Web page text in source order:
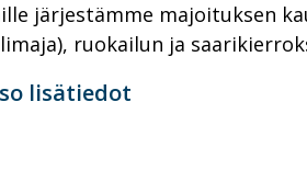
järjestämme majoituksen
ruokailun ja
lisätiedot